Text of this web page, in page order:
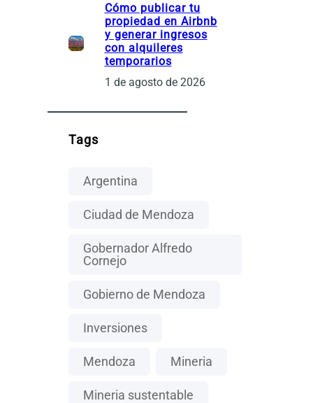
Cómo publicar tu
propiedad en Airbnb
y generar ingresos
con alquileres
temporarios
1 de agosto de 2026
Tags
Argentina
Ciudad de Mendoza
Gobernador Alfredo
Cornejo
Gobierno de Mendoza
Inversiones
Mendoza Mineria
Mineria sustentable